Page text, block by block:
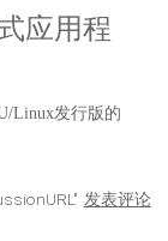
应用程
Linux发行版的
发表评论